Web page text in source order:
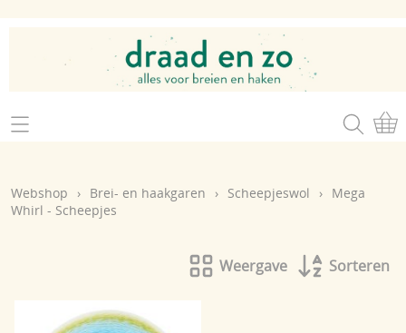
Home
Brei- en haakgaren
Cadeaubon
Mijn account
Webshop › Brei- en haakgaren › Scheepjeswol › Mega
Whirl - Scheepjes
Weergave Sorteren